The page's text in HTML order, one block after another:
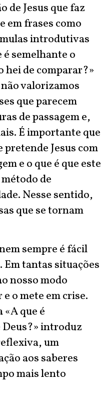
de Jesus que faz
em frases como
introdutivas
é semelhante o
hei de comparar?»
não valorizamos
que parecem
de passagem e,
É importante que
Jesus com
e o que é que este
de
Nesse sentido,
que se tornam
sempre é fácil
tantas situações
nosso modo
o mete em crise.
que é
Deus?» introduz
um
aos saberes
mais lento